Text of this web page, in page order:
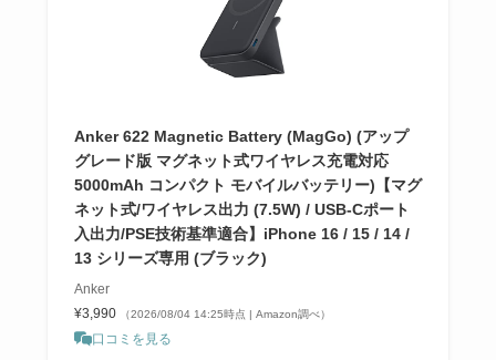
Anker 622 Magnetic Battery (MagGo) (アップ
グレード版 マグネット式ワイヤレス充電対応
5000mAh コンパクト モバイルバッテリー)【マグ
ネット式/ワイヤレス出力 (7.5W) / USB-Cポート
入出力/PSE技術基準適合】iPhone 16 / 15 / 14 /
13 シリーズ専用 (ブラック)
Anker
¥3,990
（2026/08/04 14:25時点 | Amazon調べ）
口コミを見る